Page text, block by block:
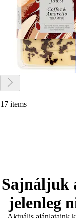
17 items
Sajnáljuk
jelenleg